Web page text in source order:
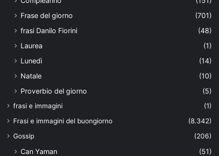
Frase del giorno
(701)
frasi Danilo Fiorini
(48)
Laurea
(1)
Lunedì
(14)
Natale
(10)
Proverbio del giorno
(5)
frasi e immagini
(1)
Frasi e immagini del buongiorno
(8.342)
Gossip
(206)
Can Yaman (51)